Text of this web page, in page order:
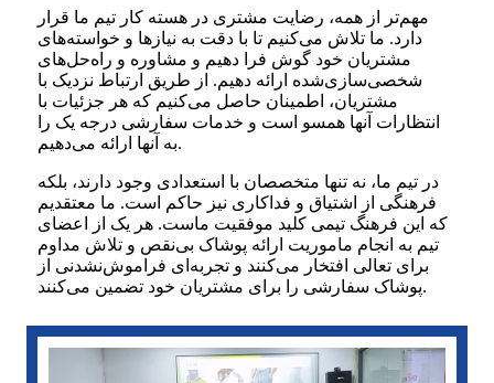
مهم‌تر از همه، رضایت مشتری در هسته کار تیم ما قرار
دارد. ما تلاش می‌کنیم تا با دقت به نیازها و خواسته‌های
مشتریان خود گوش فرا دهیم و مشاوره و راه‌حل‌های
شخصی‌سازی‌شده ارائه دهیم. از طریق ارتباط نزدیک با
مشتریان، اطمینان حاصل می‌کنیم که هر جزئیات با
انتظارات آنها همسو است و خدمات سفارشی درجه یک را
به آنها ارائه می‌دهیم.
در تیم ما، نه تنها متخصصان با استعدادی وجود دارند، بلکه
فرهنگی از اشتیاق و فداکاری نیز حاکم است. ما معتقدیم
که این فرهنگ تیمی کلید موفقیت ماست. هر یک از اعضای
تیم به انجام ماموریت ارائه پوشاک بی‌نقص و تلاش مداوم
برای تعالی افتخار می‌کنند و تجربه‌ای فراموش‌نشدنی از
پوشاک سفارشی را برای مشتریان خود تضمین می‌کنند.